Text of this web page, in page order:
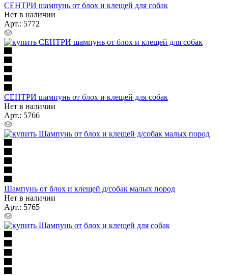
СЕНТРИ шампунь от блох и клещей для собак
Нет в наличии
Арт.: 5772
СЕНТРИ шампунь от блох и клещей для собак
Нет в наличии
Арт.: 5766
Шампунь от блох и клещей д/собак малых пород
Нет в наличии
Арт.: 5765